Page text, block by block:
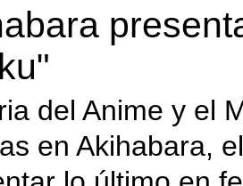
del Anime y el
en Akihabara,